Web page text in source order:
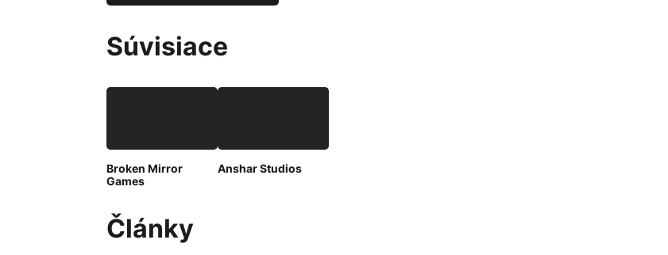
Súvisiace
Broken Mirror
Games
Anshar Studios
Články